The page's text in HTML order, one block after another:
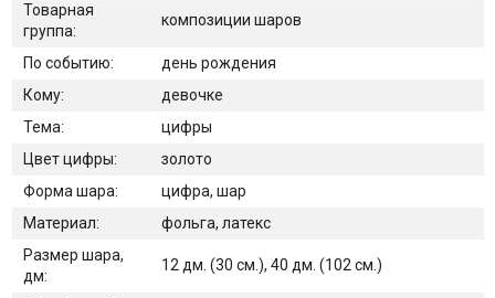
Товарная
группа:
композиции шаров
По событию:
день рождения
Кому:
девочке
Тема:
цифры
Цвет цифры:
золото
Форма шара:
цифра, шар
Материал:
фольга, латекс
Размер шара,
дм:
12 дм. (30 см.), 40 дм. (102 см.)